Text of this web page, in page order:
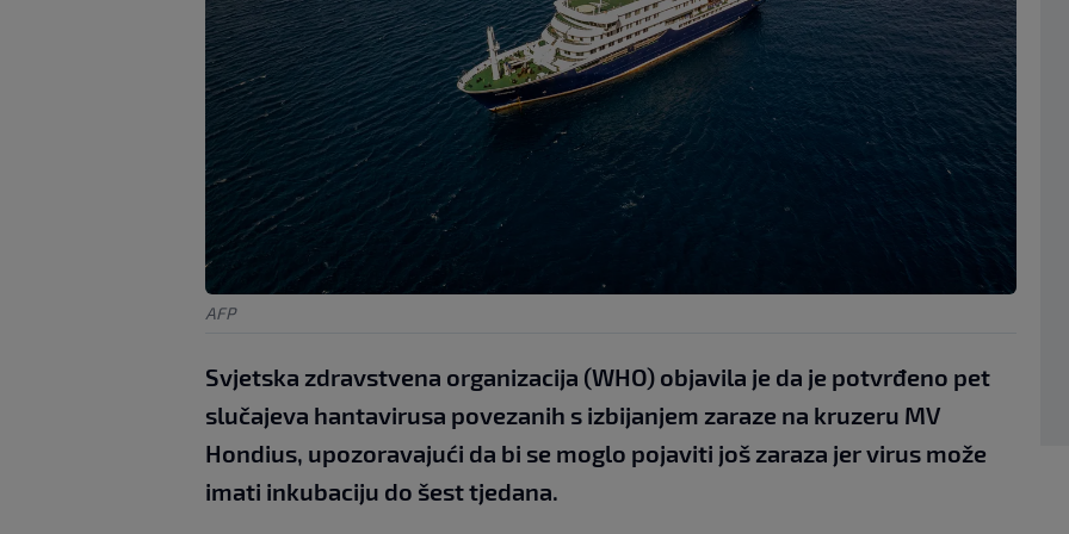
AFP
Svjetska zdravstvena organizacija (WHO) objavila je da je potvrđeno pet
slučajeva hantavirusa povezanih s izbijanjem zaraze na kruzeru MV
Hondius, upozoravajući da bi se moglo pojaviti još zaraza jer virus može
imati inkubaciju do šest tjedana.